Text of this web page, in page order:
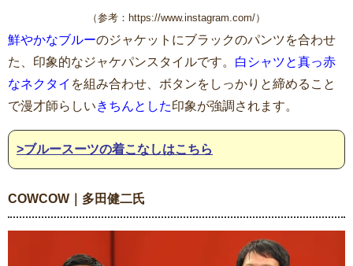
（参考：https://www.instagram.com/）
鮮やかなブルーのジャケットにブラックのパンツを合わせ
た、印象的なジャケパンスタイルです。 白シャツと真っ赤
なネクタイ を組み合わせ、ボタンをしっかりと締めること
で漫才師らしいきちんとした印象が強調されます。
>ブルースーツの着こなしはこちら
COWCOW｜多田健二氏